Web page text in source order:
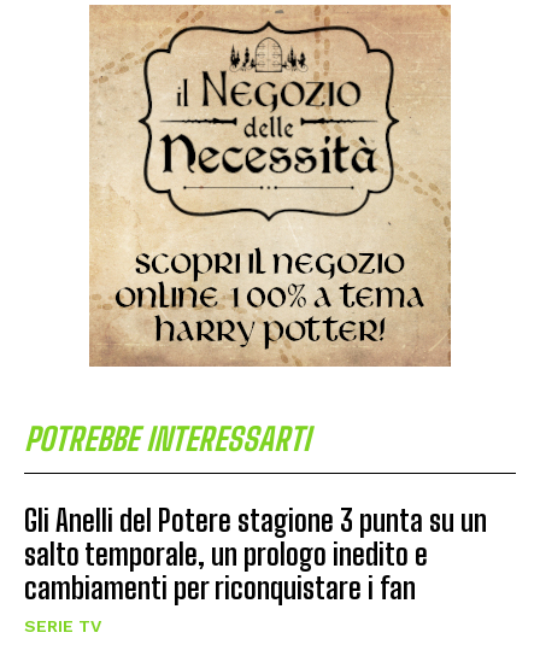
POTREBBE INTERESSARTI
Gli Anelli del Potere stagione 3 punta su un
salto temporale, un prologo inedito e
cambiamenti per riconquistare i fan
SERIE TV